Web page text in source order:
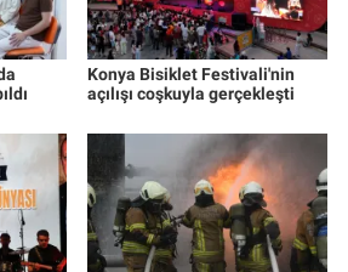
Konya Bisiklet Festivali'nin
açılışı coşkuyla gerçekleşti